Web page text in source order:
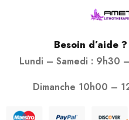
Besoin d’aide
Lundi – Samedi :
Dimanche 10h00 –